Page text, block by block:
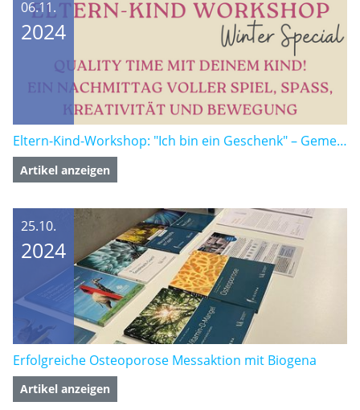
25.10.
2024
Erfolgreiche Osteoporose Messaktion mit Biogena
Artikel anzeigen
23.09.
2024
Artikel anzeigen